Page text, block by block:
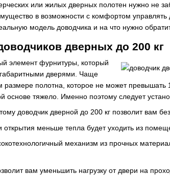
или жилых дверных полотен нужно не
в возможности с комфортом
модель доводчика и на что нужно
дверных до 200 кг
элемент фурнитуры, который
дверями. Чаще
размере полотна, которое не может превышать
основе тяжело. Именно поэтому следует
доводчик дверной до 200 кг позволит вам
меньше тепла будет уходить из
механизм из прочных
вам уменьшить нагрузку от двери на